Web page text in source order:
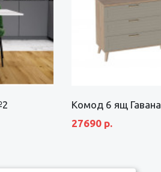
Комод 6 ящ Гавана
27690 р.